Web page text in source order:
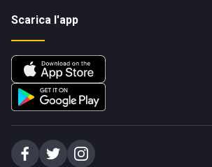
Scarica l'app